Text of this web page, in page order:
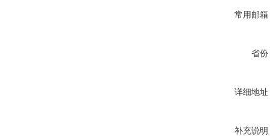
常用邮箱
省份
详细地址
补充说明